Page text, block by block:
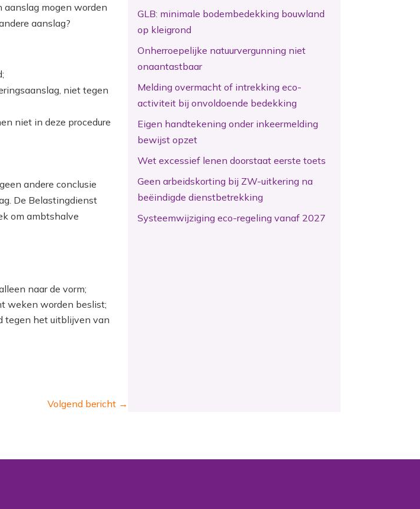
aanslag mogen worden
aanslag?
niet tegen
niet in deze procedure
andere conclusie
De Belastingdienst
om ambtshalve
naar de vorm;
weken worden beslist;
tegen het uitblijven van
Volgend bericht →
GLB: minimale bodembedekking bouwland
op kleigrond
Onherroepelijke natuurvergunning niet
onaantastbaar
Melding overmacht of intrekking eco-
activiteit bij onvoldoende bedekking
Eigen handtekening onder inkeermelding
bewijst opzet
Wet excessief lenen doorstaat eerste toets
Geen arbeidskorting bij ZW-uitkering na
beëindigde dienstbetrekking
Systeemwijziging eco-regeling vanaf 2027